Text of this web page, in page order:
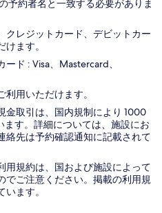
予約者名と一致する必要がありま
クレジットカード、デビットカー
ます。
ド : Visa、Mastercard、
用いただけます。
金取引は、国内規制により 1000
ます。詳細については、施設にお
絡先は予約確認通知に記載されて
用規約は、国および施設によって
でご注意ください。掲載の利用規
ます。